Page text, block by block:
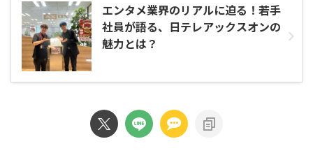
エンタメ業界のリアルに迫る！若手
社員が語る、日テレアックスオンの
魅力とは？